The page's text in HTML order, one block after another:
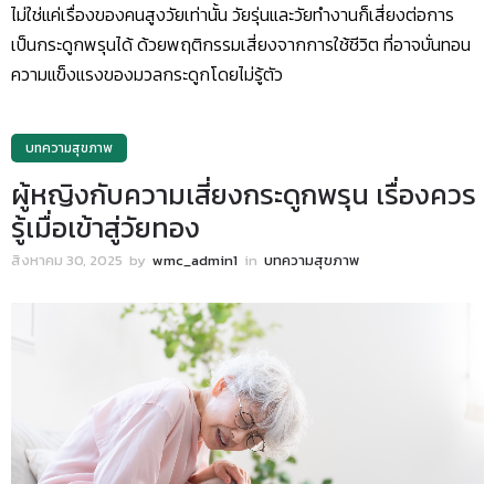
ไม่ใช่แค่เรื่องของคนสูงวัยเท่านั้น วัยรุ่นและวัยทำงานก็เสี่ยงต่อการ
เป็นกระดูกพรุนได้ ด้วยพฤติกรรมเสี่ยงจากการใช้ชีวิต ที่อาจบั่นทอน
ความแข็งแรงของมวลกระดูกโดยไม่รู้ตัว
บทความสุขภาพ
ผู้หญิงกับความเสี่ยงกระดูกพรุน เรื่องควร
รู้เมื่อเข้าสู่วัยทอง
สิงหาคม 30, 2025 by wmc_admin1 in บทความสุขภาพ